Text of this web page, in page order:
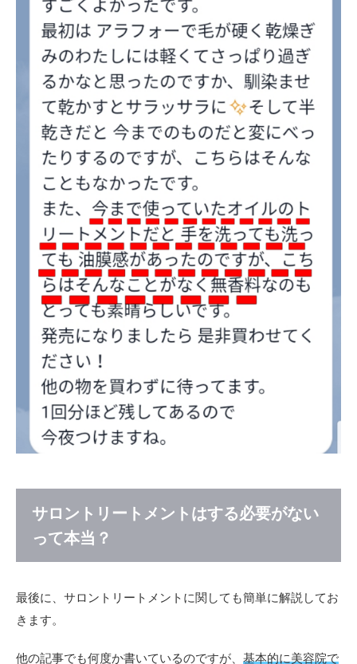
サロントリートメントはする必要がない
って本当？
最後に、サロントリートメントに関しても簡単に解説してお
きます。
他の記事でも何度か書いているのですが、 基本的に美容院で